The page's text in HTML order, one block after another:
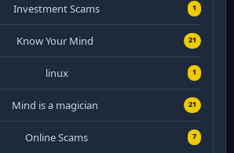
Investment Scams 1
Know Your Mind 21
linux 1
Mind is a magician 21
Online Scams 7